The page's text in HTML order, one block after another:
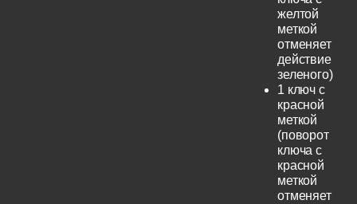
желтой
меткой
отменяет
действие
зеленого)
1 ключ с
красной
меткой
(поворот
ключа с
красной
меткой
отменяет